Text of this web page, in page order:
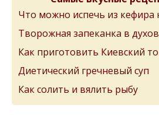
Что можно испечь из кефира
Творожная запеканка в
Как приготовить Киевский
Диетический гречневый суп
Как солить и вялить рыбу